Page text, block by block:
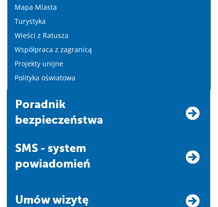
Mapa Miasta
Turystyka
Wieści z Ratusza
Współpraca z zagranicą
Projekty unijne
Polityka oświatowa
Poradnik
bezpieczeństwa
SMS - system
powiadomień
Umów wizytę